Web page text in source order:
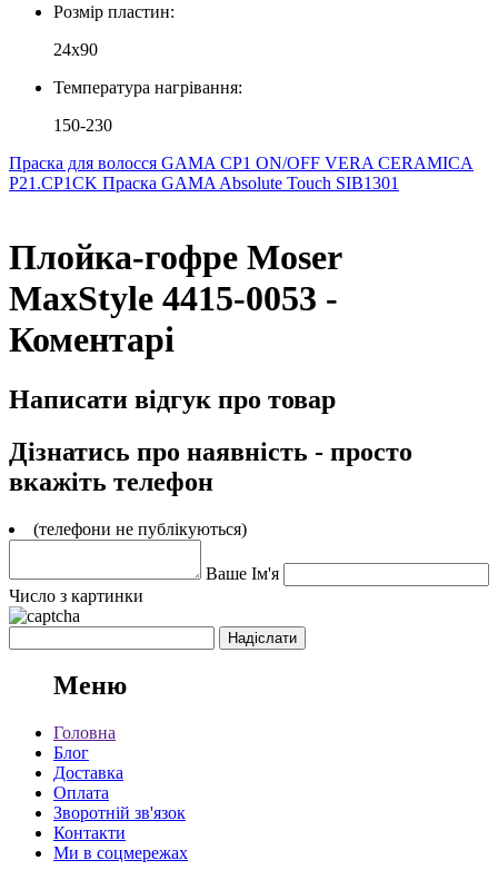
Розмір пластин:
24x90
Температура нагрівання:
150-230
Праска для волосся GAMA CP1 ON/OFF VERA CERAMICA
P21.CP1CK Праска GAMA Absolute Touch SIB1301
Плойка-гофре Moser
MaxStyle 4415-0053 -
Коментарі
Написати відгук про товар
Дізнатись про наявність - просто
вкажіть телефон
(телефони не публікуються)
Ваше Ім'я
Число з картинки
Меню
Головна
Блог
Доставка
Оплата
Зворотній зв'язок
Контакти
Ми в соцмережах